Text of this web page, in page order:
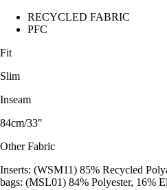
RECYCLED FABRIC
PFC
Fit
Slim
Inseam
84cm/33"
Other Fabric
Inserts: (WSM11) 85% Recycled
bags: (MSL01) 84% Polyester, 16%